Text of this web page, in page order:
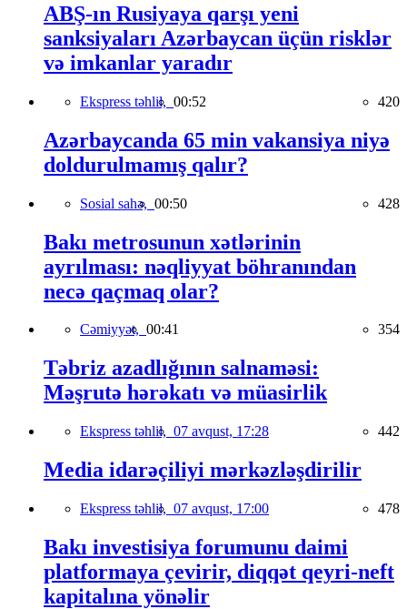
ABŞ-ın Rusiyaya qarşı yeni
sanksiyaları Azərbaycan üçün risklər
və imkanlar yaradır
Ekspress təhlil, 00:52 420
Azərbaycanda 65 min vakansiya niyə
doldurulmamış qalır?
Sosial sahə, 00:50 428
Bakı metrosunun xətlərinin
ayrılması: nəqliyyat böhranından
necə qaçmaq olar?
Cəmiyyət, 00:41 354
Təbriz azadlığının salnaməsi:
Məşrutə hərəkatı və müasirlik
Ekspress təhlil, 07 avqust, 17:28 442
Media idarəçiliyi mərkəzləşdirilir
Ekspress təhlil, 07 avqust, 17:00 478
Bakı investisiya forumunu daimi
platformaya çevirir, diqqət qeyri-neft
kapitalına yönəlir